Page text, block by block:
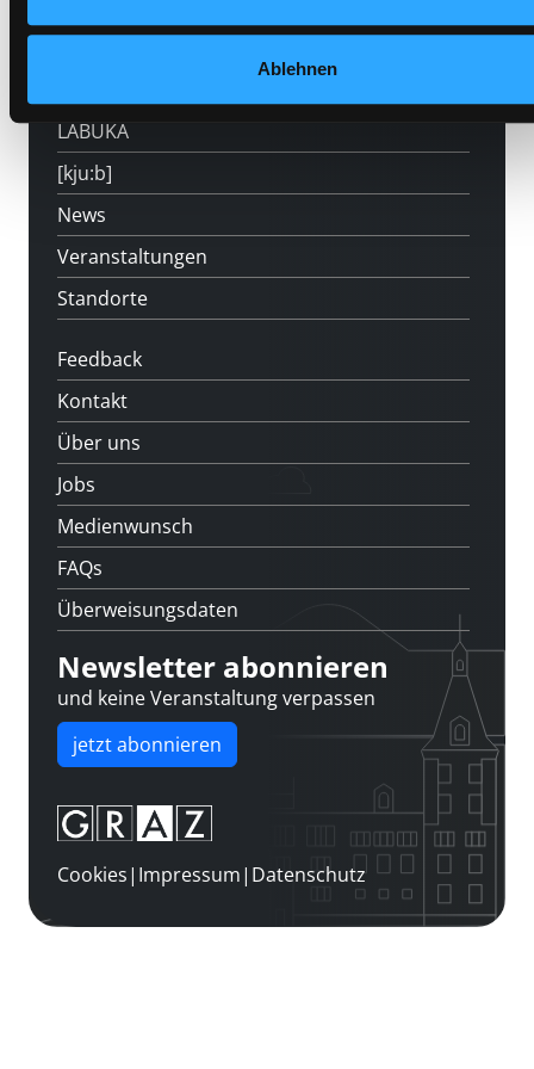
Ablehnen
LABUKA
[kju:b]
News
Veranstaltungen
Standorte
Feedback
Kontakt
Über uns
Jobs
Medienwunsch
FAQs
Überweisungsdaten
Newsletter abonnieren
und keine Veranstaltung verpassen
jetzt abonnieren
Cookies| Impressum| Datenschutz